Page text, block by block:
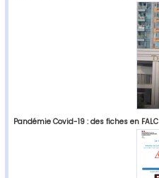
Pandémie Covid-19 : des fiches en FALC